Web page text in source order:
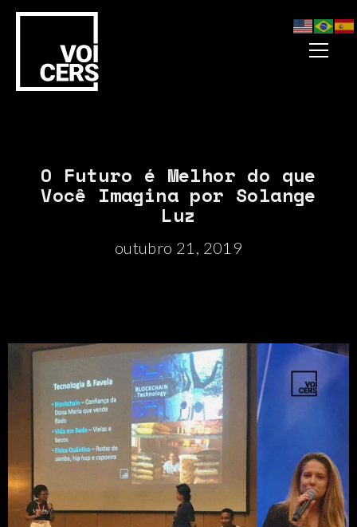
O Futuro é Melhor do que
Você Imagina por Solange
Luz
outubro 21, 2019